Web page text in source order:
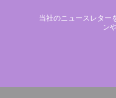
当社のニュースレター
ン